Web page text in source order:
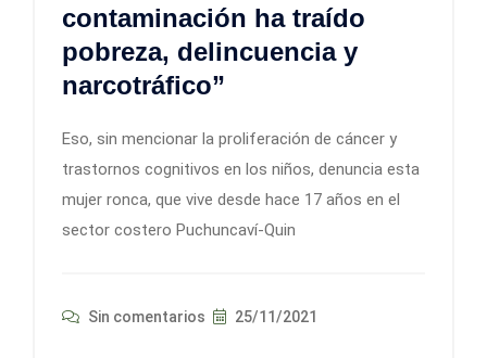
contaminación ha traído
pobreza, delincuencia y
narcotráfico”
Eso, sin mencionar la proliferación de cáncer y
trastornos cognitivos en los niños, denuncia esta
mujer ronca, que vive desde hace 17 años en el
sector costero Puchuncaví-Quin
Sin comentarios 25/11/2021